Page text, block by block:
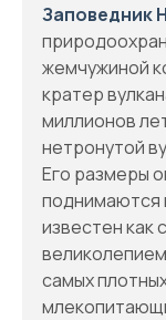
Заповедник
жемчужиной
кратер
миллионов
нетронутой
Его размеры
поднимаются
известен как
самых